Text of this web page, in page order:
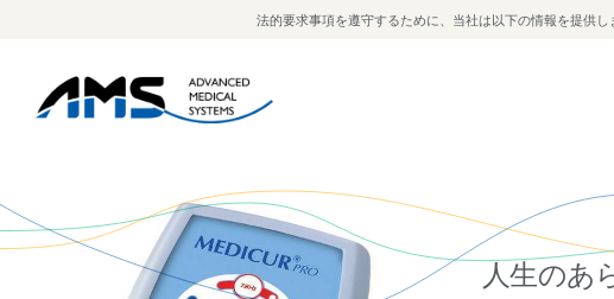
法的要求事項を遵守するために、当社は以下の情報を提供
人生のあ